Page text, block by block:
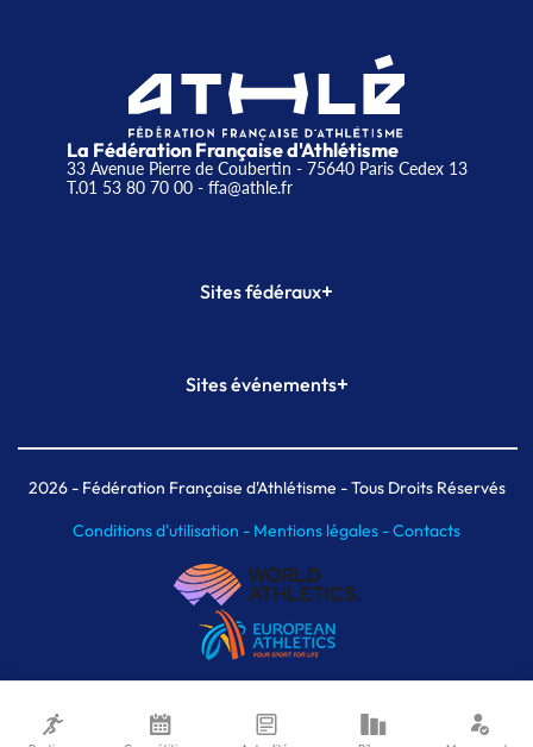
La Fédération Française d'Athlétisme
33 Avenue Pierre de Coubertin - 75640 Paris Cedex 13
T.01 53 80 70 00- ffa@athle.fr
Sites fédéraux+
Plateforme Formation
Sites événements+
Meeting de Paris indoor
MAIF Ekiden de Paris
2026- Fédération Française d'Athlétisme - Tous Droits Réservés
Conditions d'utilisation - Mentions légales -Contacts